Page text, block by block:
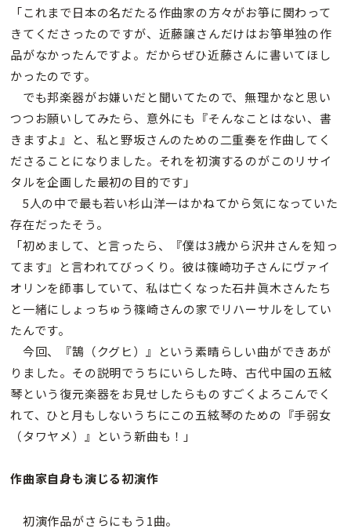
「これまで日本の名だたる作曲家の方々がお箏に関わって
きてくださったのですが、近藤譲さんだけはお箏単独の作
品がなかったんですよ。だからぜひ近藤さんに書いてほし
かったのです。
でも邦楽器がお嫌いだと聞いてたので、無理かなと思い
つつお願いしてみたら、意外にも『そんなことはない、書
きますよ』と、私と野坂さんのための二重奏を作曲してく
ださることになりました。それを初演するのがこのリサイ
タルを企画した最初の目的です」
5人の中で最も若い杉山洋一はかねてから気になっていた
存在だったそう。
「初めまして、と言ったら、『僕は3歳から沢井さんを知っ
てます』と言われてびっくり。彼は篠崎功子さんにヴァイ
オリンを師事していて、私は亡くなった石井眞木さんたち
と一緒にしょっちゅう篠崎さんの家でリハーサルをしてい
たんです。
今回、『鵠（クグヒ）』という素晴らしい曲ができあが
りました。その説明でうちにいらした時、古代中国の五絃
琴という復元楽器をお見せしたらものすごくよろこんでく
れて、ひと月もしないうちにこの五絃琴のための『手弱女
（タワヤメ）』という新曲も！」
作曲家自身も演じる初演作
初演作品がさらにもう1曲。